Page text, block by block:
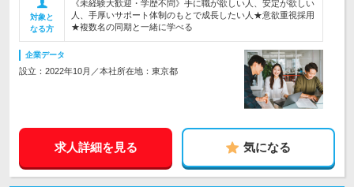
対象と
なる方
《未経験大歓迎・学歴不問》手に職が欲しい人、安定が欲しい
人、手厚いサポート体制のもとで成長したい人★意欲重視採用
★複数名の同期と一緒に学べる
企業データ
設立：2022年10月／本社所在地：東京都
求人詳細を見る 気になる